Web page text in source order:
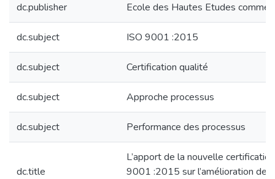
dc.publisher Ecole des Hautes Etudes
dc.subject ISO 9001 :2015
dc.subject Certification qualité
dc.subject Approche processus
dc.subject Performance des processus
dc.title
L’apport de la nouvelle
9001 :2015 sur l’amélioration de